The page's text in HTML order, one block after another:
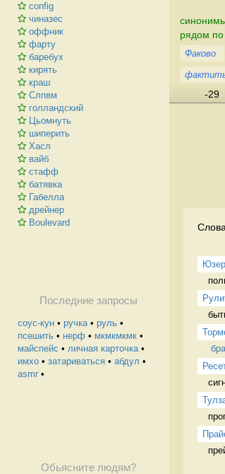
config
чиназес
оффник
фарту
баребух
кирять
краш
Слпвм
голландский
Цьомнуть
шиперить
Хасл
вайб
стафф
батявка
Габелла
дрейнер
Boulevard
Последние запросы
соус-кун • ручка• руль •
псешить • нерф • мкмкмкмк •
майспейс • личная карточка•
имхо • затариваться • абдул •
asmr •
Обьясните людям?
рядом
Факово
-29
Юзер